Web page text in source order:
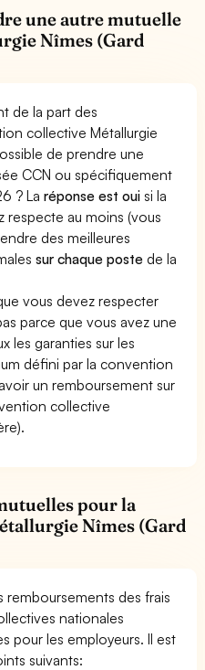
une autre mutuelle
Nîmes (Gard
de la part des
collective Métallurgie
de prendre une
CCN ou spécifiquement
? Laréponse est oui si la
respecte au moins (vous
des meilleures
sur chaque poste de la
vous devez respecter
parce que vous avez une
les garanties sur les
défini par la convention
un remboursement sur
collective
pour la
Nîmes (Gard
remboursements des frais
nationales
pour les employeurs. Il est
suivants: